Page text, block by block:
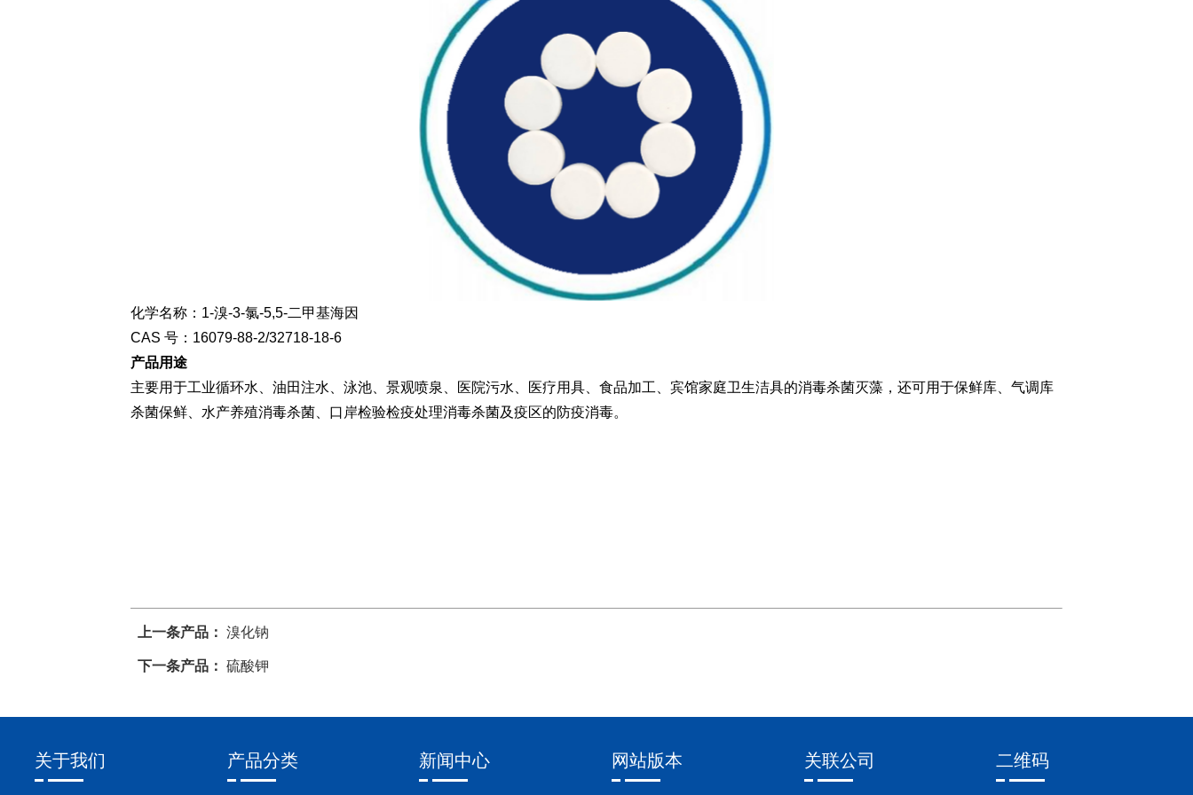
化学名称：1-溴-3-氯-5,5-二甲基海因
CAS 号：16079-88-2/32718-18-6
产品用途
主要用于工业循环水、油田注水、泳池、景观喷泉、医院污水、医疗用具、食品加工、宾馆家庭卫生洁具的消毒杀菌灭藻，还可用于保鲜库、气调库
杀菌保鲜、水产养殖消毒杀菌、口岸检验检疫处理消毒杀菌及疫区的防疫消毒。
上一条产品： 溴化钠
下一条产品： 硫酸钾
关于我们 产品分类 新闻中心 网站版本 关联公司 二维码